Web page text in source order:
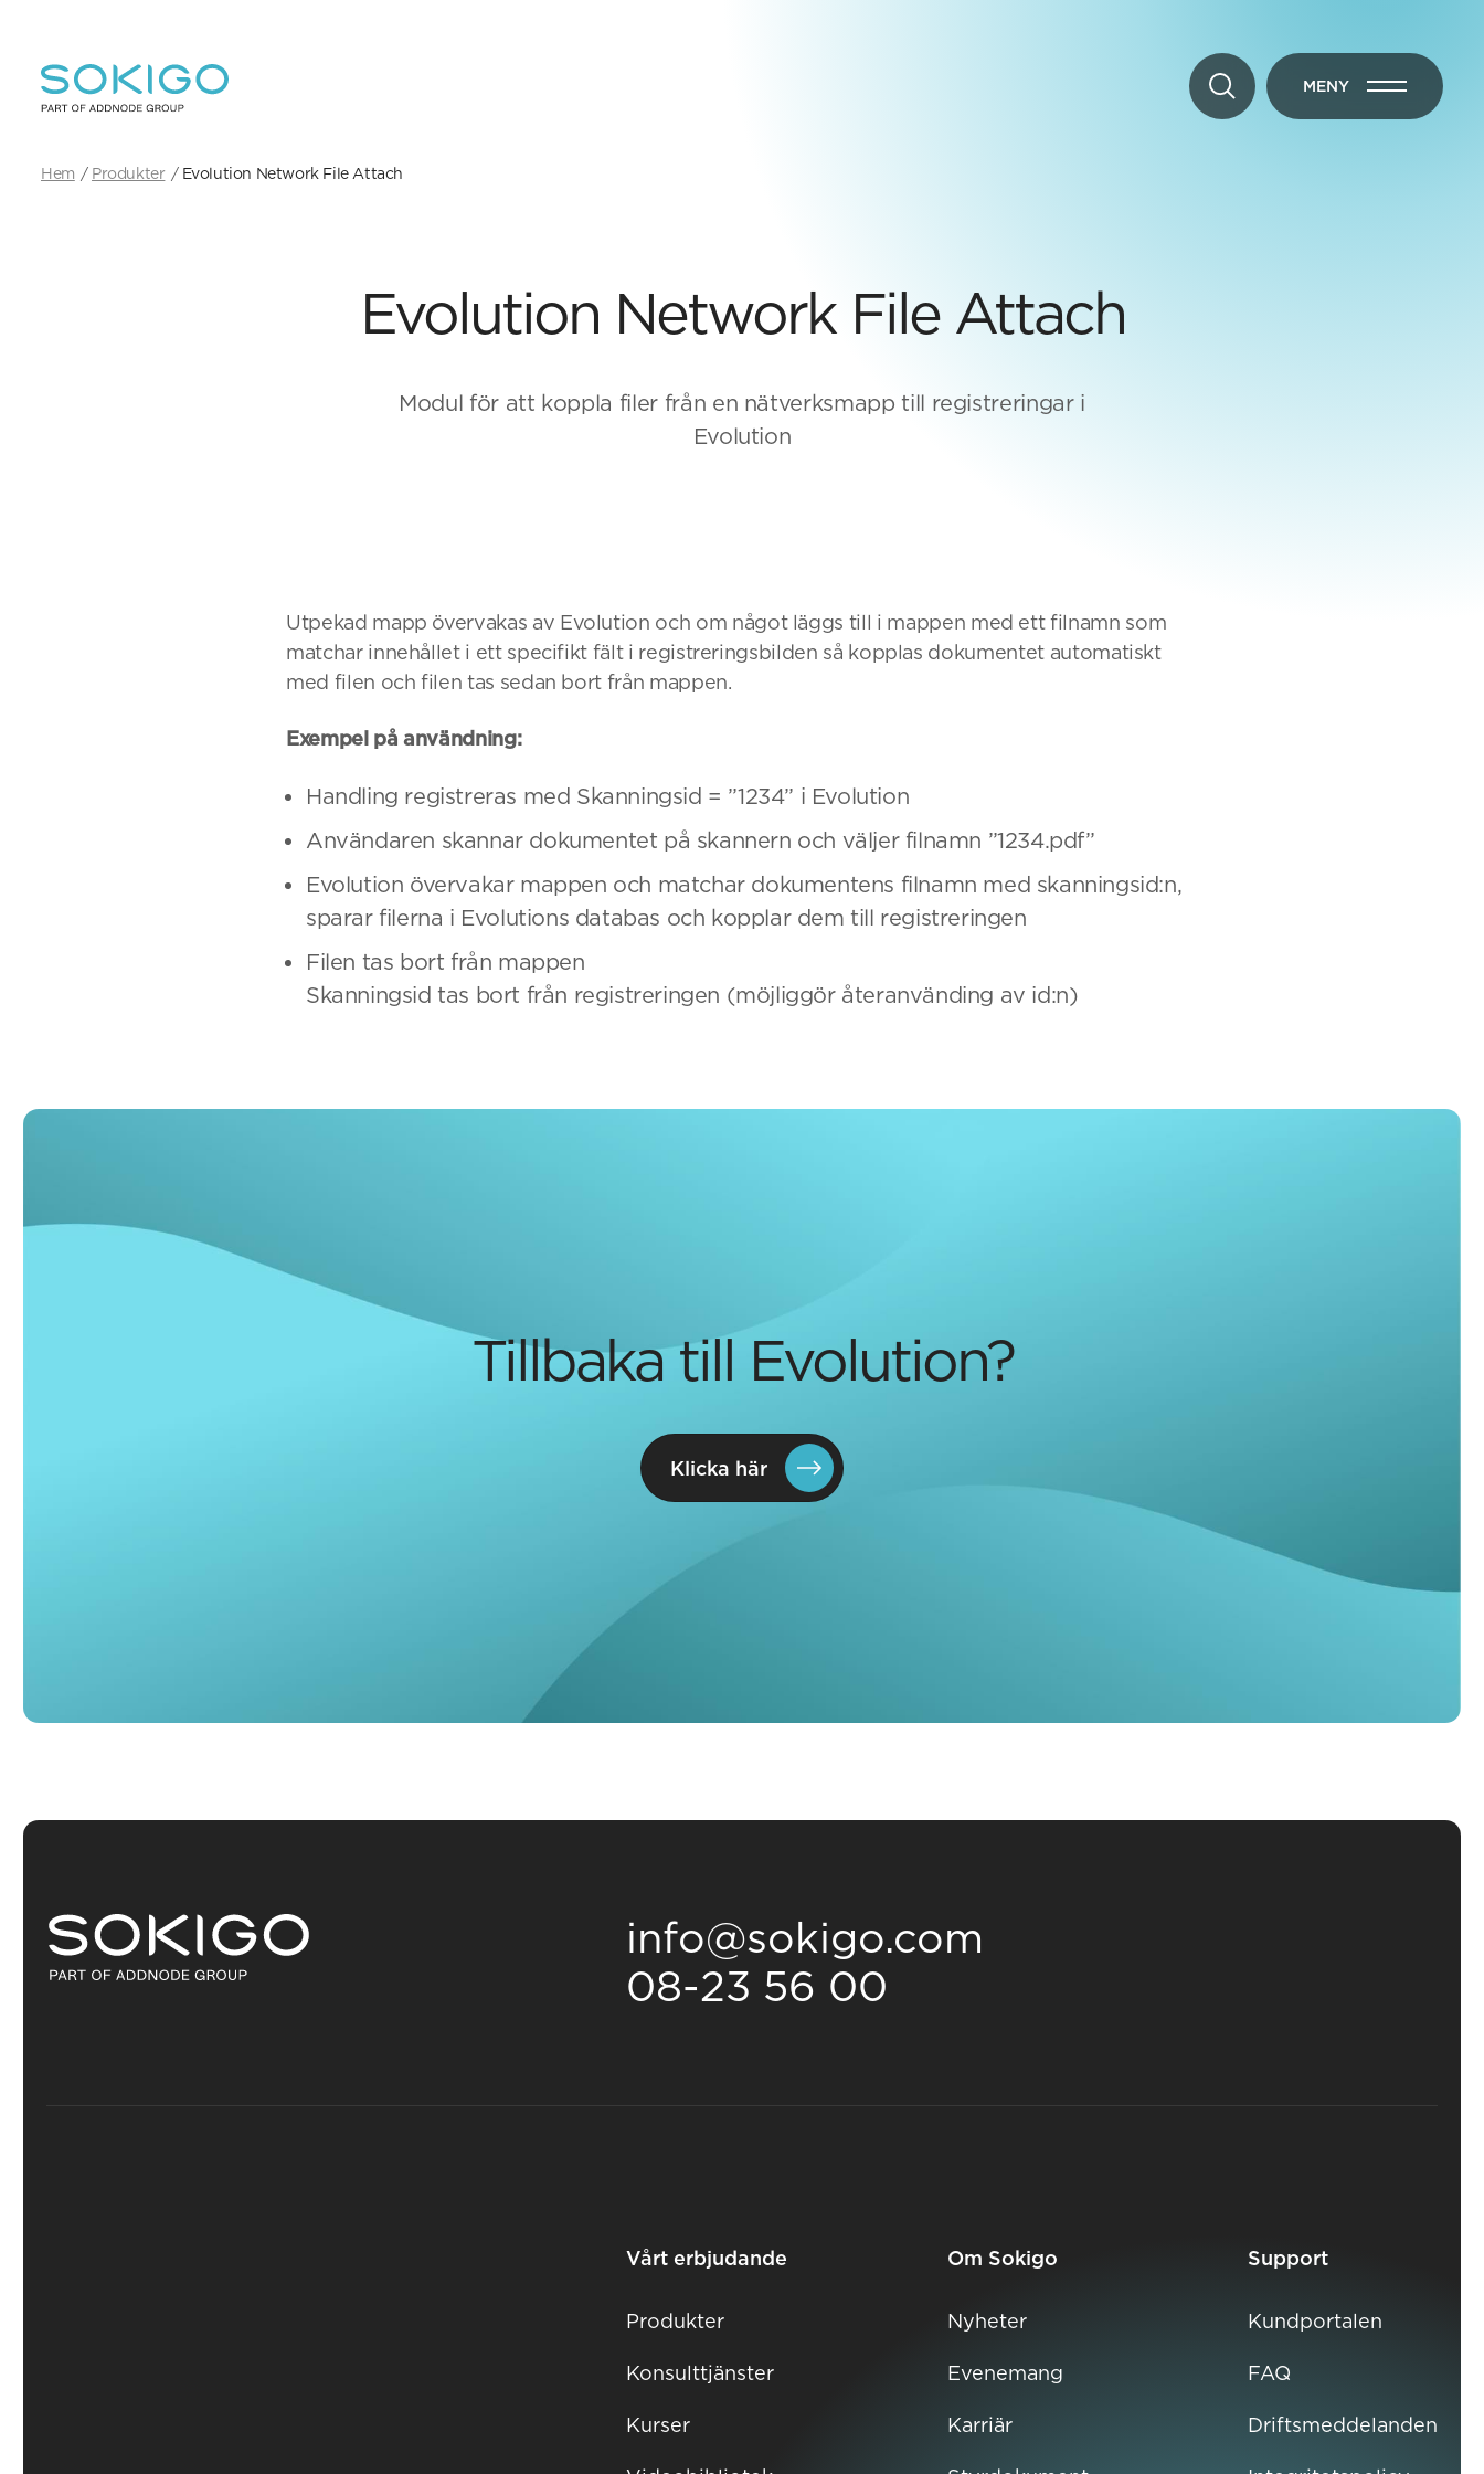
ÖPPNA MENY
MENY
Hem Produkter Evolution Network File Attach
Evolution Network File Attach
Modul för att koppla filer från en nätverksmapp till registreringar i
Evolution
Utpekad mapp övervakas av Evolution och om något läggs till i mappen med ett filnamn som
matchar innehållet i ett specifikt fält i registreringsbilden så kopplas dokumentet automatiskt
med filen och filen tas sedan bort från mappen.
Exempel på användning:
Handling registreras med Skanningsid = ”1234” i Evolution
Användaren skannar dokumentet på skannern och väljer filnamn ”1234.pdf”
Evolution övervakar mappen och matchar dokumentens filnamn med skanningsid:n,
sparar filerna i Evolutions databas och kopplar dem till registreringen
Filen tas bort från mappen
Skanningsid tas bort från registreringen (möjliggör återanvänding av id:n)
Tillbaka till Evolution?
Klicka här
info@sokigo.com
08-23 56 00
Vårt erbjudande
Produkter
Konsulttjänster
Kurser
Om Sokigo
Nyheter
Evenemang
Karriär
Support
Kundportalen
FAQ
Driftsmeddelanden